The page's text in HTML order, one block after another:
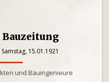
Bauzeitung
15.01.1921
und Bauingenieure